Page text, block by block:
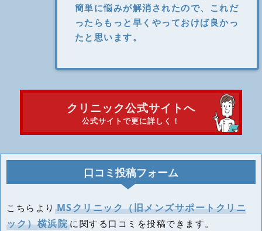
簡単に悩みが解消されたので、これだ
ったらもっと早くやっておけば良かっ
たと思います。
クリニック公式サイトへ
公式サイトで更に詳しく！
口コミ投稿フォーム
こちらより MSクリニック（旧メンズサポートクリニ
ック）横浜院 に関する口コミを投稿できます。